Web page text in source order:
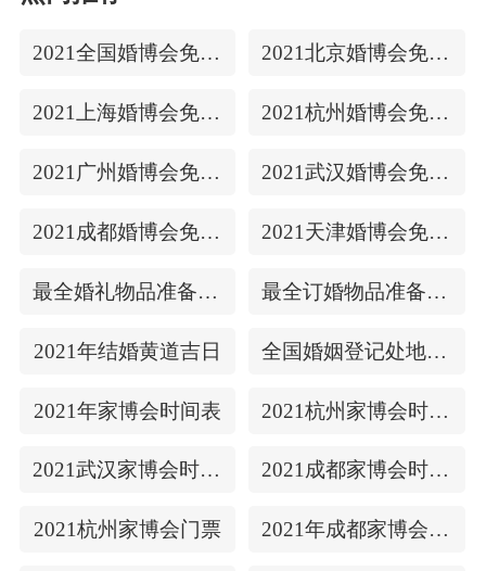
2021全国婚博会免费门票 2021北京婚博会免费门票
2021上海婚博会免费门票 2021杭州婚博会免费门票
2021广州婚博会免费门票 2021武汉婚博会免费门票
2021成都婚博会免费门票 2021天津婚博会免费门票
最全婚礼物品准备清单 最全订婚物品准备清单
2021年结婚黄道吉日 全国婚姻登记处地址/上下时间
2021年家博会时间表 2021杭州家博会时间表
2021武汉家博会时间表 2021成都家博会时间表
2021杭州家博会门票 2021年成都家博会门票